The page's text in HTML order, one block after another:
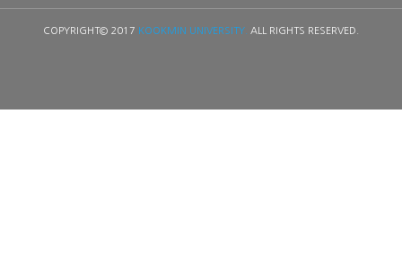
COPYRIGHT© 2017 KOOKMIN UNIVERSITY. ALL RIGHTS RESERVED.